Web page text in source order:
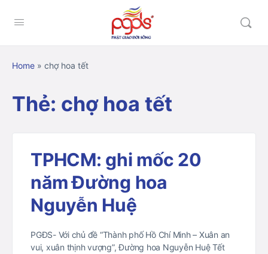
Home » chợ hoa tết
Thẻ: chợ hoa tết
TPHCM: ghi mốc 20
năm Đường hoa
Nguyễn Huệ
PGĐS- Với chủ đề “Thành phố Hồ Chí Minh – Xuân an
vui, xuân thịnh vượng”, Đường hoa Nguyễn Huệ Tết